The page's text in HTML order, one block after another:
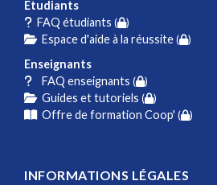
Etudiants
FAQ étudiants ( )
Espace d'aide à la réussite( )
Enseignants
FAQ enseignants ( )
Guides et tutoriels ( )
Offre de formation Coop' ( )
INFORMATIONS LÉGALES